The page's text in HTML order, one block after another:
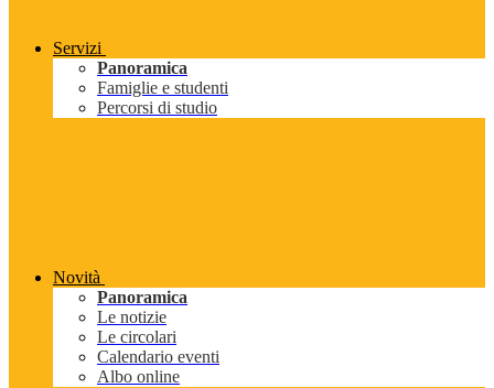
Servizi
Panoramica
Famiglie e studenti
Percorsi di studio
Novità
Panoramica
Le notizie
Le circolari
Calendario eventi
Albo online